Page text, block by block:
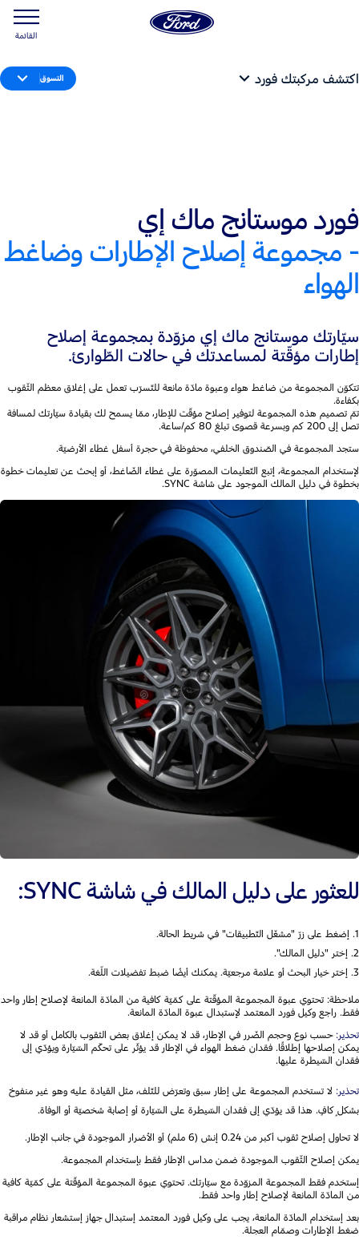
القائمة
اكتشف مركبتك فورد التسوق
فورد موستانج ماك إي
- مجموعة إصلاح الإطارات وضاغط
الهواء
سيّارتك موستانج ماك إي مزوّدة بمجموعة إصلاح
إطارات مؤقّتة لمساعدتك في حالات الطّوارئ.
تتكوّن المجموعة من ضاغط هواء وعبوة مادّة مانعة للتّسرّب تعمل على إغلاق معظم الثّقوب
بكفاءة.
تمّ تصميم هذه المجموعة لتوفير إصلاح مؤقّت للإطار، ممّا يسمح لك بقيادة سيّارتك لمسافة
تصل إلى 200 كم وبسرعة قصوى تبلغ 80 كم/ساعة.
ستجد المجموعة في الصّندوق الخلفي، محفوظة في حجرة أسفل غطاء الأرضيّة.
لإستخدام المجموعة، إتبع التّعليمات المصوّرة على غطاء الضّاغط، أو إبحث عن تعليمات خطوة
بخطوة في دليل المالك الموجود على شاشة SYNC.
للعثور على دليل المالك في شاشة SYNC:
1. إضغط على زرّ "مشغّل التّطبيقات" في شريط الحالة.
2. إختر "دليل المالك".
3. إختر خيار البحث أو علامة مرجعيّة. يمكنك أيضًا ضبط تفضيلات اللّغة.
ملاحظة: تحتوي عبوة المجموعة المؤقّتة على كمّيّة كافية من المادّة المانعة لإصلاح إطار واحد
فقط. راجع وكيل فورد المعتمد لإستبدال عبوة المادّة المانعة.
تحذير: حسب نوع وحجم الضّرر في الإطار، قد لا يمكن إغلاق بعض الثقوب بالكامل أو قد لا
يمكن إصلاحها إطلاقًا. فقدان ضغط الهواء في الإطار قد يؤثّر على تحكّم السّيّارة ويؤدّي إلى
فقدان السّيطرة عليها.
تحذير: لا تستخدم المجموعة على إطار سبق وتعرّض للتّلف، مثل القيادة عليه وهو غير منفوخ
بشكلٍ كافٍ. هذا قد يؤدّي إلى فقدان السّيطرة على السّيّارة أو إصابة شخصيّة أو الوفاة.
لا تحاول إصلاح ثقوب أكبر من 0.24 إنش (6 ملم) أو الأضرار الموجودة في جانب الإطار.
يمكن إصلاح الثّقوب الموجودة ضمن مداس الإطار فقط بإستخدام المجموعة.
إستخدم فقط المجموعة المزوّدة مع سيّارتك. تحتوي عبوة المجموعة المؤقّتة على كمّيّة كافية
من المادّة المانعة لإصلاح إطار واحد فقط.
بعد إستخدام المادّة المانعة، يجب على وكيل فورد المعتمد إستبدال جهاز إستشعار نظام مراقبة
ضغط الإطارات وصمّام العجلة.